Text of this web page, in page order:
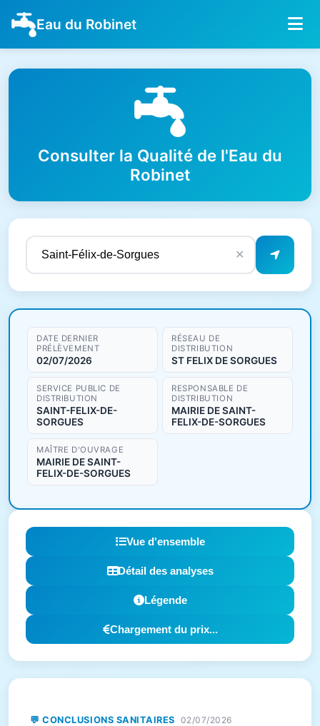
Eau du Robinet
Consulter la Qualité de l'Eau du
Robinet
✕
Résultats de qualité de l'eau
DATE DERNIER
PRÉLÈVEMENT
02/07/2026
RÉSEAU DE
DISTRIBUTION
ST FELIX DE SORGUES
SERVICE PUBLIC DE
DISTRIBUTION
SAINT-FELIX-DE-
SORGUES
RESPONSABLE DE
DISTRIBUTION
MAIRIE DE SAINT-
FELIX-DE-SORGUES
MAÎTRE D'OUVRAGE
MAIRIE DE SAINT-
FELIX-DE-SORGUES
Vue d'ensemble
Détail des analyses
Légende
Chargement du prix...
💬 CONCLUSIONS SANITAIRES 02/07/2026